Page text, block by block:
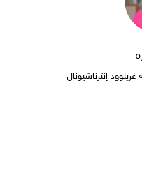
إنترناشيونال